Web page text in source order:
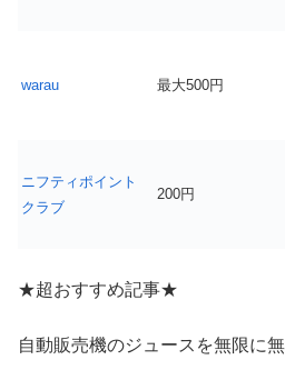
warau 最大500円
ニフティポイント
クラブ
200円
★超おすすめ記事★
自動販売機のジュースを無限に